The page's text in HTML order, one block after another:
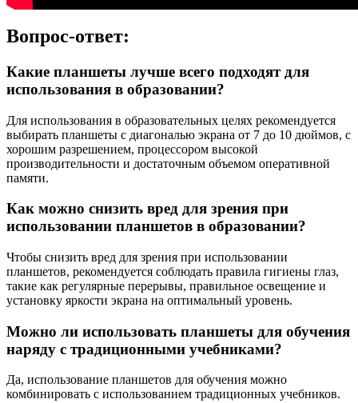
Вопрос-ответ:
Какие планшеты лучше всего подходят для
использования в образовании?
Для использования в образовательных целях рекомендуется
выбирать планшеты с диагональю экрана от 7 до 10 дюймов, с
хорошим разрешением, процессором высокой
производительности и достаточным объемом оперативной
памяти.
Как можно снизить вред для зрения при
использовании планшетов в образовании?
Чтобы снизить вред для зрения при использовании
планшетов, рекомендуется соблюдать правила гигиены глаз,
такие как регулярные перерывы, правильное освещение и
установку яркости экрана на оптимальный уровень.
Можно ли использовать планшеты для обучения
наряду с традиционными учебниками?
Да, использование планшетов для обучения можно
комбинировать с использованием традиционных учебников.